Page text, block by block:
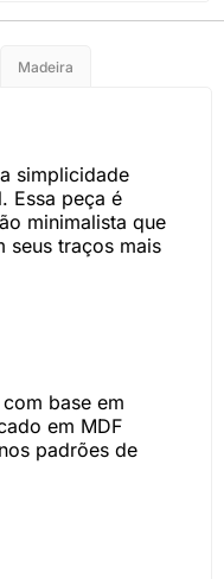
Madeira
simplicidade
Essa peça é
minimalista que
seus traços mais
base em
em MDF
padrões de